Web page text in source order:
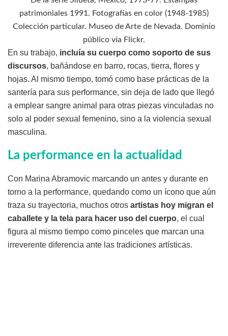
patrimoniales 1991. Fotografías en color (1948-1985)
Colección particular. Museo de Arte de Nevada. Dominio
público vía Flickr.
En su trabajo, incluía su cuerpo como soporto de sus
discursos, bañándose en barro, rocas, tierra, flores y
hojas. Al mismo tiempo, tomó como base prácticas de la
santería para sus performance, sin deja de lado que llegó
a emplear sangre animal para otras piezas vinculadas no
solo al poder sexual femenino, sino a la violencia sexual
masculina.
La performance en la actualidad
Con Marina Abramovic marcando un antes y durante en
torno a la performance, quedando como un ícono que aún
traza su trayectoria, muchos otros artistas hoy migran el
caballete y la tela para hacer uso del cuerpo, el cual
figura al mismo tiempo como pinceles que marcan una
irreverente diferencia ante las tradiciones artísticas.